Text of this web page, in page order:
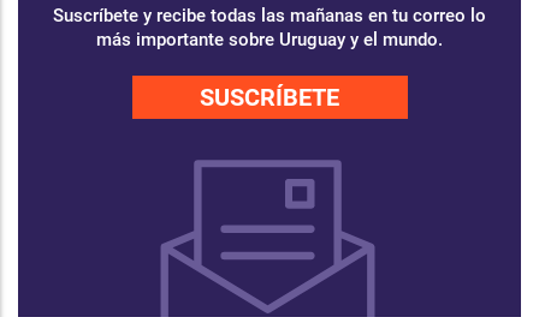
Suscríbete y recibe todas las mañanas en tu correo lo
más importante sobre Uruguay y el mundo.
SUSCRÍBETE